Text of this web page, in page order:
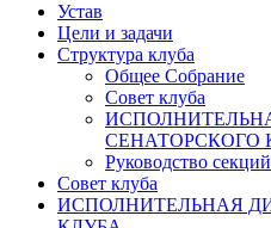
Устав
Цели и задачи
Структура клуба
Общее Собрание
Совет клуба
СЕНАТОРСКОГО
Руководство секций
Совет клуба
ИСПОЛНИТЕЛЬНАЯ